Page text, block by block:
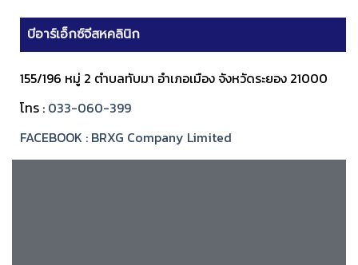
บีอาร์เอ็กซ์จีสหคลินิก
155/196 หมู่ 2 ตำบลทับมา อำเภอเมือง จังหวัดระยอง 21000
โทร : 033-060-399
FACEBOOK : BRXG Company Limited